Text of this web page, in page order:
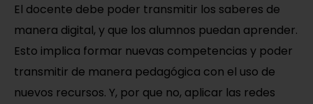
El docente debe poder transmitir los saberes de
manera digital, y que los alumnos puedan aprender.
Esto implica formar nuevas competencias y poder
transmitir de manera pedagógica con el uso de
nuevos recursos. Y, por que no, aplicar las redes